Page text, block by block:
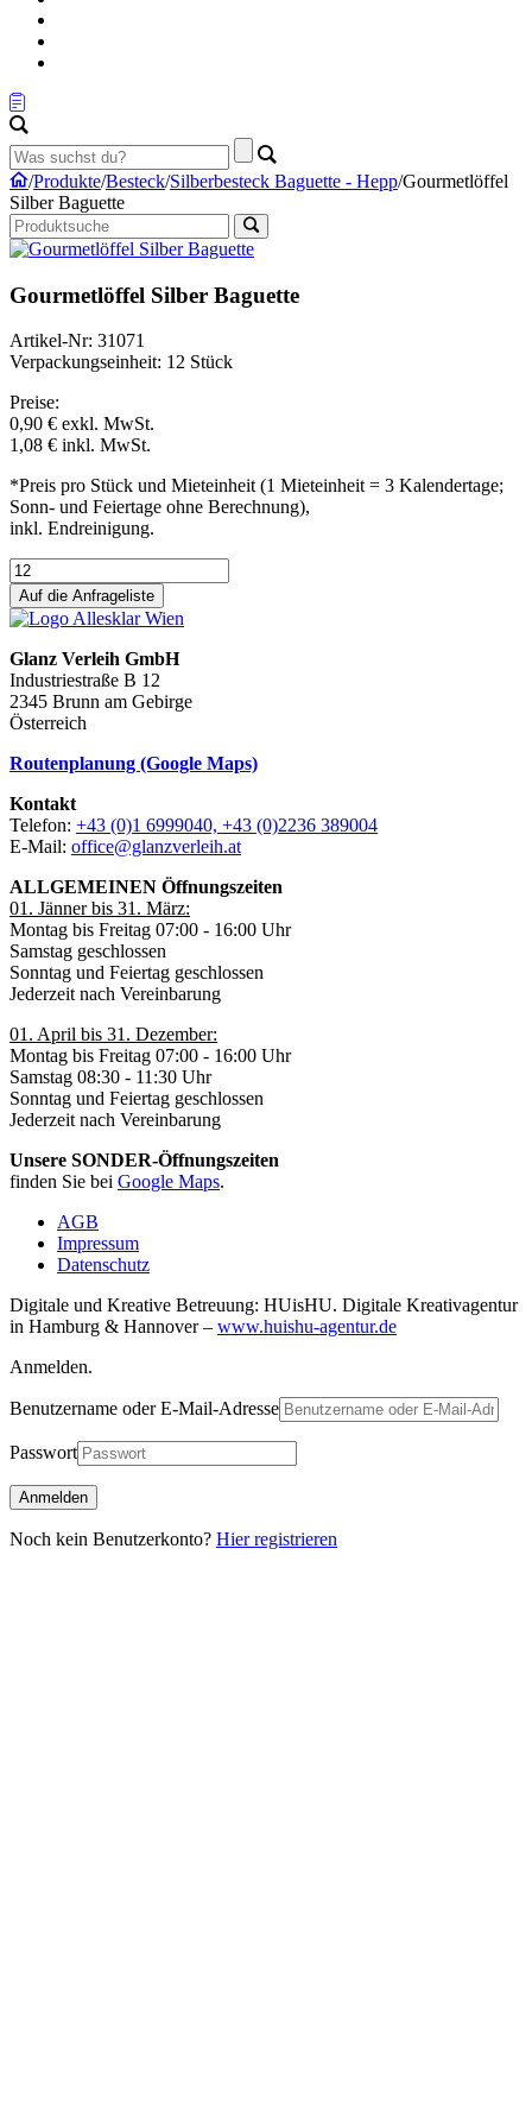
/Produkte/Besteck/Silberbesteck Baguette - Hepp/Gourmetlöffel
Silber Baguette
Gourmetlöffel Silber Baguette
Artikel-Nr: 31071
Verpackungseinheit: 12 Stück
Preise:
0,90 € exkl. MwSt.
1,08 € inkl. MwSt.
*Preis pro Stück und Mieteinheit (1 Mieteinheit = 3 Kalendertage;
Sonn- und Feiertage ohne Berechnung),
inkl. Endreinigung.
Auf die Anfrageliste
Glanz Verleih GmbH
Industriestraße B 12
2345 Brunn am Gebirge
Österreich
Routenplanung (Google Maps)
Kontakt
Telefon: +43 (0)1 6999040, +43 (0)2236 389004
E-Mail: office@glanzverleih.at
ALLGEMEINEN Öffnungszeiten
01. Jänner bis 31. März:
Montag bis Freitag 07:00 - 16:00 Uhr
Samstag geschlossen
Sonntag und Feiertag geschlossen
Jederzeit nach Vereinbarung
01. April bis 31. Dezember:
Montag bis Freitag 07:00 - 16:00 Uhr
Samstag 08:30 - 11:30 Uhr
Sonntag und Feiertag geschlossen
Jederzeit nach Vereinbarung
Unsere SONDER-Öffnungszeiten
finden Sie bei Google Maps.
AGB
Impressum
Datenschutz
Digitale und Kreative Betreuung: HUisHU. Digitale Kreativagentur
in Hamburg & Hannover – www.huishu-agentur.de
Anmelden.
Benutzername oder E-Mail-Adresse
Passwort
Noch kein Benutzerkonto? Hier registrieren